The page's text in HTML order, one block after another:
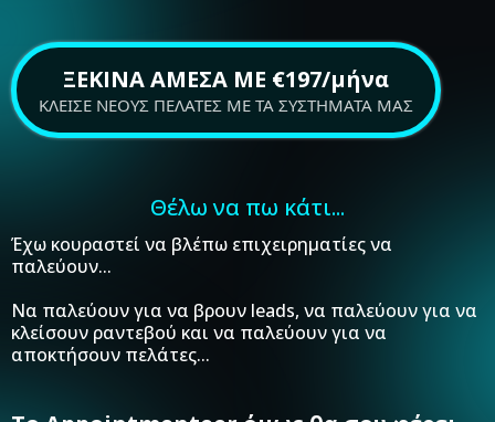
ΞΕΚΙΝΑ ΑΜΕΣΑ ΜΕ €197/μήνα
ΚΛΕΙΣΕ ΝΕΟΥΣ ΠΕΛΑΤΕΣ ΜΕ ΤΑ ΣΥΣΤΗΜΑΤΑ ΜΑΣ
Θέλω να πω κάτι...
Έχω κουραστεί να βλέπω επιχειρηματίες να
παλεύουν...
Να παλεύουν για να βρουν leads, να παλεύουν για να
κλείσουν ραντεβού και να παλεύουν για να
αποκτήσουν πελάτες...